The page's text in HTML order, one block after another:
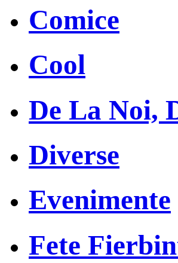
Comice
Cool
De La Noi,
Diverse
Evenimente
Fete